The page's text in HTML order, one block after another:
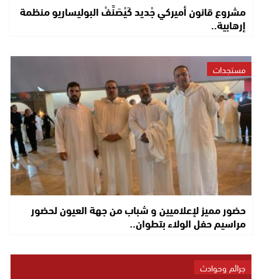
مشروع قانون أميركي جْديد كَيْصَنَّفْ البوليساريو منظمة
إرهابية..
مستجدات
حضور مميز لإعلاميين و شباب من جهة العيون لحضور
مراسيم حفل الولاء بتطوان..
جرائم وحوادث